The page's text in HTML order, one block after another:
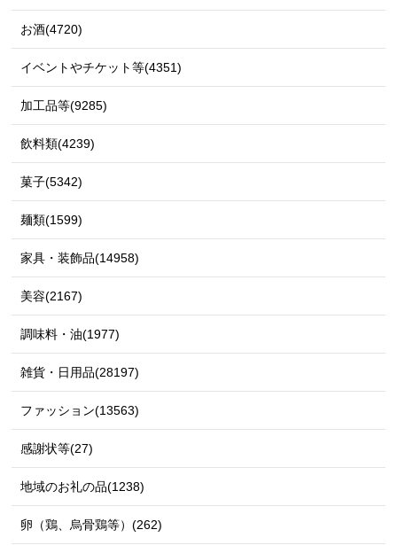
お酒(4720)
イベントやチケット等(4351)
加工品等(9285)
飲料類(4239)
菓子(5342)
麺類(1599)
家具・装飾品(14958)
美容(2167)
調味料・油(1977)
雑貨・日用品(28197)
ファッション(13563)
感謝状等(27)
地域のお礼の品(1238)
卵（鶏、烏骨鶏等）(262)